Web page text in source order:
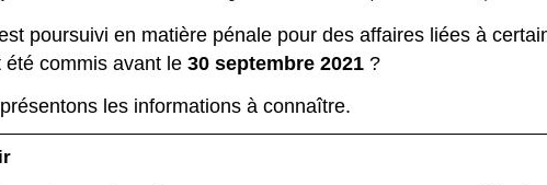
poursuivi en matière pénale pour des affaires liées à
été commis avant le 30 septembre 2021 ?
les informations à connaître.